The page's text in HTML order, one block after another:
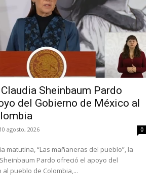
Sheinbaum Pardo
del Gobierno de México al
10 agosto, 2026 0
matutina, “Las mañaneras del pueblo”, la
Pardo ofreció el apoyo del
pueblo de Colombia,...